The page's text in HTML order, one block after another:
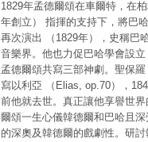
1829年孟德爾頌在車爾特，在
年創立） 指揮的支持下，將巴
再次演出 （1829年），史稱巴
音樂界。他也力促巴哈學會設立
孟德爾頌共寫三部神劇。聖保
寫以利亞 （Elias, op.70），
前他就去世。真正讓他享譽世
爾頌一生心儀韓德爾和巴哈且
的深奧及韓德爾的戲劇性。研